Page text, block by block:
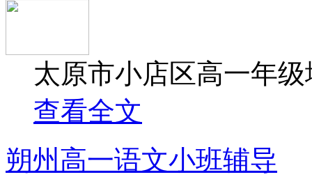
太原市小店区高一年
查看全文
朔州高一语文小班辅导